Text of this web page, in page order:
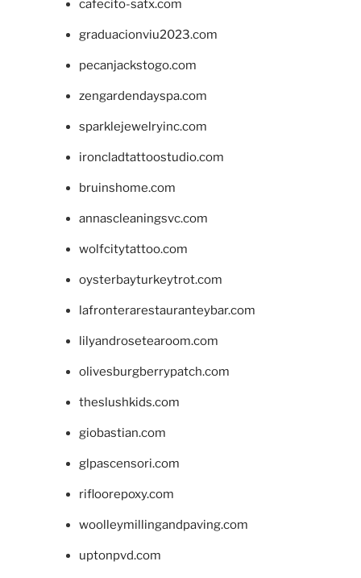
cafecito-satx.com
graduacionviu2023.com
pecanjackstogo.com
zengardendayspa.com
sparklejewelryinc.com
ironcladtattoostudio.com
bruinshome.com
annascleaningsvc.com
wolfcitytattoo.com
oysterbayturkeytrot.com
lafronterarestauranteybar.com
lilyandrosetearoom.com
olivesburgberrypatch.com
theslushkids.com
giobastian.com
glpascensori.com
rifloorepoxy.com
woolleymillingandpaving.com
uptonpvd.com